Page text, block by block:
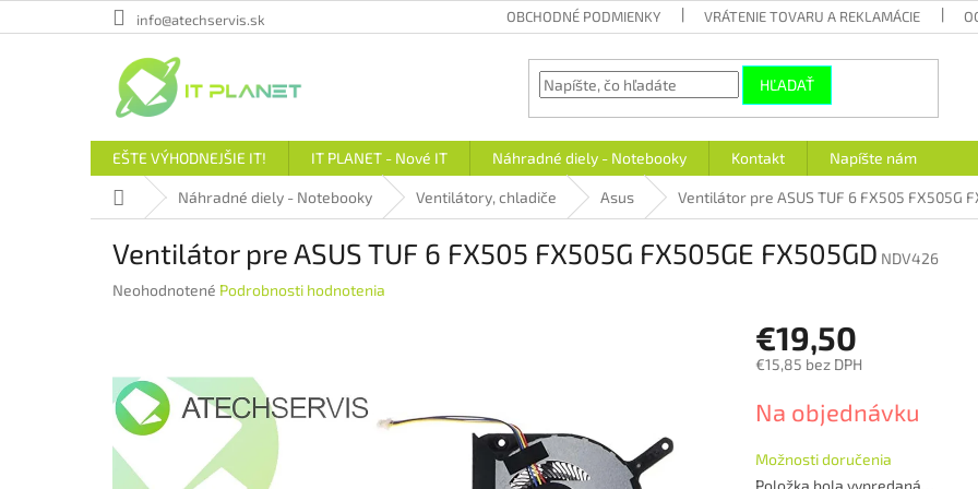
na
info@atechservis.sk OBCHODNÉ PODMIENKY VRÁTENIE TOVARU A REKLAMÁCIE
HĽADAŤ
EŠTE VÝHODNEJŠIE IT! IT PLANET - Nové IT Náhradné diely - Notebooky Kontakt Napíšte nám
DomovNáhradné diely - Notebooky Ventilátory, chladiče Asus Ventilátor pre ASUS TUF 6 FX505 FX505G
Ventilátor pre ASUS TUF 6 FX505 FX505G FX505GE FX505GD NDV426
Priemerné
0,0
z
5
hviezdičiek.
Neohodnotené Podrobnosti hodnotenia
€19,50
€15,85 bez DPH
cena:
Na objednávku
Možnosti doručenia